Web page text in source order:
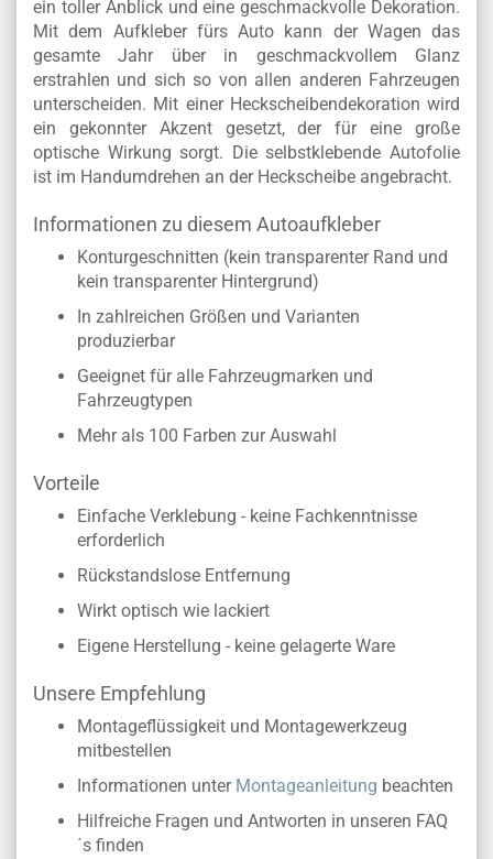
ein toller Anblick und eine geschmackvolle Dekoration.
Mit dem Aufkleber fürs Auto kann der Wagen das
gesamte Jahr über in geschmackvollem Glanz
erstrahlen und sich so von allen anderen Fahrzeugen
unterscheiden. Mit einer Heckscheibendekoration wird
ein gekonnter Akzent gesetzt, der für eine große
optische Wirkung sorgt. Die selbstklebende Autofolie
ist im Handumdrehen an der Heckscheibe angebracht.
Informationen zu diesem Autoaufkleber
Konturgeschnitten (kein transparenter Rand und
kein transparenter Hintergrund)
In zahlreichen Größen und Varianten
produzierbar
Geeignet für alle Fahrzeugmarken und
Fahrzeugtypen
Mehr als 100 Farben zur Auswahl
Vorteile
Einfache Verklebung - keine Fachkenntnisse
erforderlich
Rückstandslose Entfernung
Wirkt optisch wie lackiert
Eigene Herstellung - keine gelagerte Ware
Unsere Empfehlung
Montageflüssigkeit und Montagewerkzeug
mitbestellen
Informationen unter Montageanleitung beachten
Hilfreiche Fragen und Antworten in unseren FAQ
´s finden